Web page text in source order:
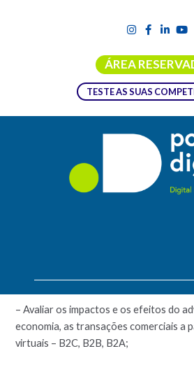
ÁREA
TESTE AS SUAS
– Avaliar os impactos e os efeitos do
economia, as transações comerciais a
virtuais – B2C, B2B, B2A;